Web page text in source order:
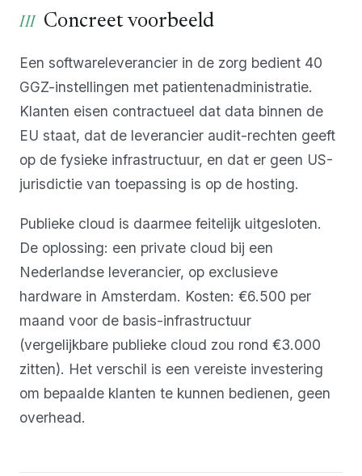
Concreet voorbeeld
Een softwareleverancier in de zorg bedient 40
GGZ-instellingen met patientenadministratie.
Klanten eisen contractueel dat data binnen de
EU staat, dat de leverancier audit-rechten geeft
op de fysieke infrastructuur, en dat er geen US-
jurisdictie van toepassing is op de hosting.
Publieke cloud is daarmee feitelijk uitgesloten.
De oplossing: een private cloud bij een
Nederlandse leverancier, op exclusieve
hardware in Amsterdam. Kosten: €6.500 per
maand voor de basis-infrastructuur
(vergelijkbare publieke cloud zou rond €3.000
zitten). Het verschil is een vereiste investering
om bepaalde klanten te kunnen bedienen, geen
overhead.